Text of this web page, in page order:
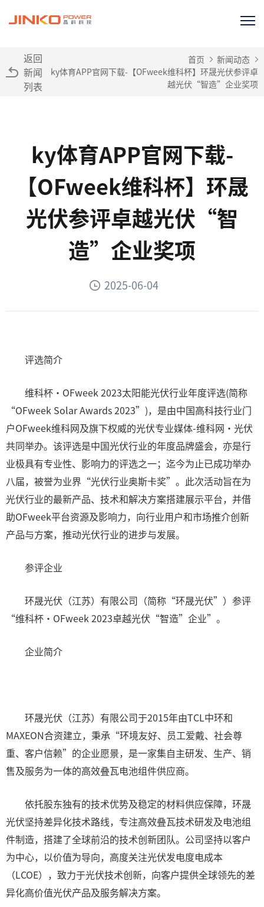
返回
新闻
列表
首页
新闻动态
ky体育APP官网下载-【OFweek维科杯】环晟光伏参评卓
越光伏“智造”企业奖项
ky体育APP官网下载-
【OFweek维科杯】环晟
光伏参评卓越光伏“智
造”企业奖项
2025-06-04
评选简介
维科杯·OFweek 2023太阳能光伏行业年度评选(简称
“OFweek Solar Awards 2023”)，是由中国高科技行业门
户OFweek维科网及旗下权威的光伏专业媒体-维科网·光伏
共同举办。该评选是中国光伏行业的年度品牌盛会，亦是行
业极具有专业性、影响力的评选之一；迄今为止已成功举办
八届，被誉为业界“光伏行业奥斯卡奖”。此次活动旨在为
光伏行业的最新产品、技术和解决方案搭建展示平台，并借
助OFweek平台资源及影响力，向行业用户和市场推介创新
产品与方案，推动光伏行业的进步与发展。
参评企业
环晟光伏（江苏）有限公司（简称“环晟光伏”）参评
“维科杯·OFweek 2023卓越光伏“智造”企业”。
企业简介
环晟光伏（江苏）有限公司于2015年由TCL中环和
MAXEON合资建立，秉承“环境友好、员工爱戴、社会尊
重、客户信赖”的企业愿景，是一家集自主研发、生产、销
售及服务为一体的高效叠瓦电池组件供应商。
依托股东独有的技术优势及稳定的材料供应保障，环晟
光伏坚持差异化技术路线，专注高效叠瓦技术研发及电池组
件制造，搭建了全球前沿的技术创新团队。公司坚持以客户
为中心，以价值为导向，高度关注光伏发电度电成本
（LCOE），致力于光伏技术创新，向客户提供全球领先的差
异化高价值光伏产品及服务解决方案。